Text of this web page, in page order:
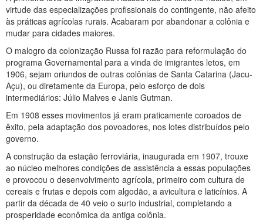
virtude das especializações profissionais do contingente, não afeito
às práticas agrícolas rurais. Acabaram por abandonar a colônia e
mudar para cidades maiores.
O malogro da colonização Russa foi razão para reformulação do
programa Governamental para a vinda de imigrantes letos, em
1906, sejam oriundos de outras colônias de Santa Catarina (Jacu-
Açu), ou diretamente da Europa, pelo esforço de dois
intermediários: Júlio Malves e Janis Gutman.
Em 1908 esses movimentos já eram praticamente coroados de
êxito, pela adaptação dos povoadores, nos lotes distribuídos pelo
governo.
A construção da estação ferroviária, inaugurada em 1907, trouxe
ao núcleo melhores condições de assistência a essas populações
e provocou o desenvolvimento agrícola, primeiro com cultura de
cereais e frutas e depois com algodão, a avicultura e laticínios. A
partir da década de 40 veio o surto industrial, completando a
prosperidade econômica da antiga colônia.